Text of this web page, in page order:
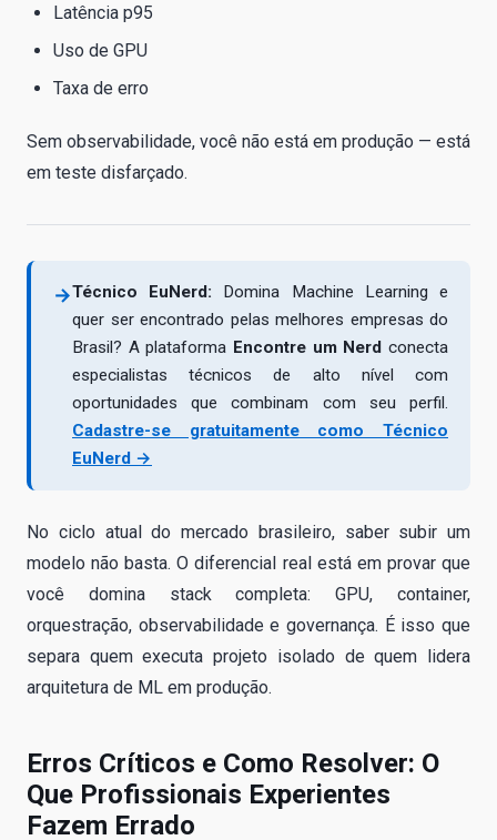
Latência p95
Uso de GPU
Taxa de erro
Sem observabilidade, você não está em produção — está
em teste disfarçado.
→Técnico EuNerd: Domina Machine Learning e
quer ser encontrado pelas melhores empresas do
Brasil? A plataforma Encontre um Nerd conecta
especialistas técnicos de alto nível com
oportunidades que combinam com seu perfil.
Cadastre-se gratuitamente como Técnico
EuNerd →
No ciclo atual do mercado brasileiro, saber subir um
modelo não basta. O diferencial real está em provar que
você domina stack completa: GPU, container,
orquestração, observabilidade e governança. É isso que
separa quem executa projeto isolado de quem lidera
arquitetura de ML em produção.
Erros Críticos e Como Resolver: O
Que Profissionais Experientes
Fazem Errado